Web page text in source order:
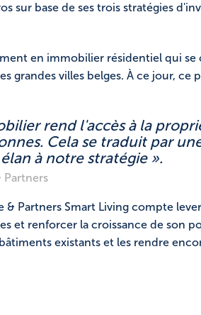
sur base de ses trois stratégies
en immobilier résidentiel qui
grandes villes belges. À ce jour,
rend l'accès à la
Cela se traduit par
à notre stratégie ».
Partners
Partners Smart Living compte
et renforcer la croissance de son
existants et les rendre